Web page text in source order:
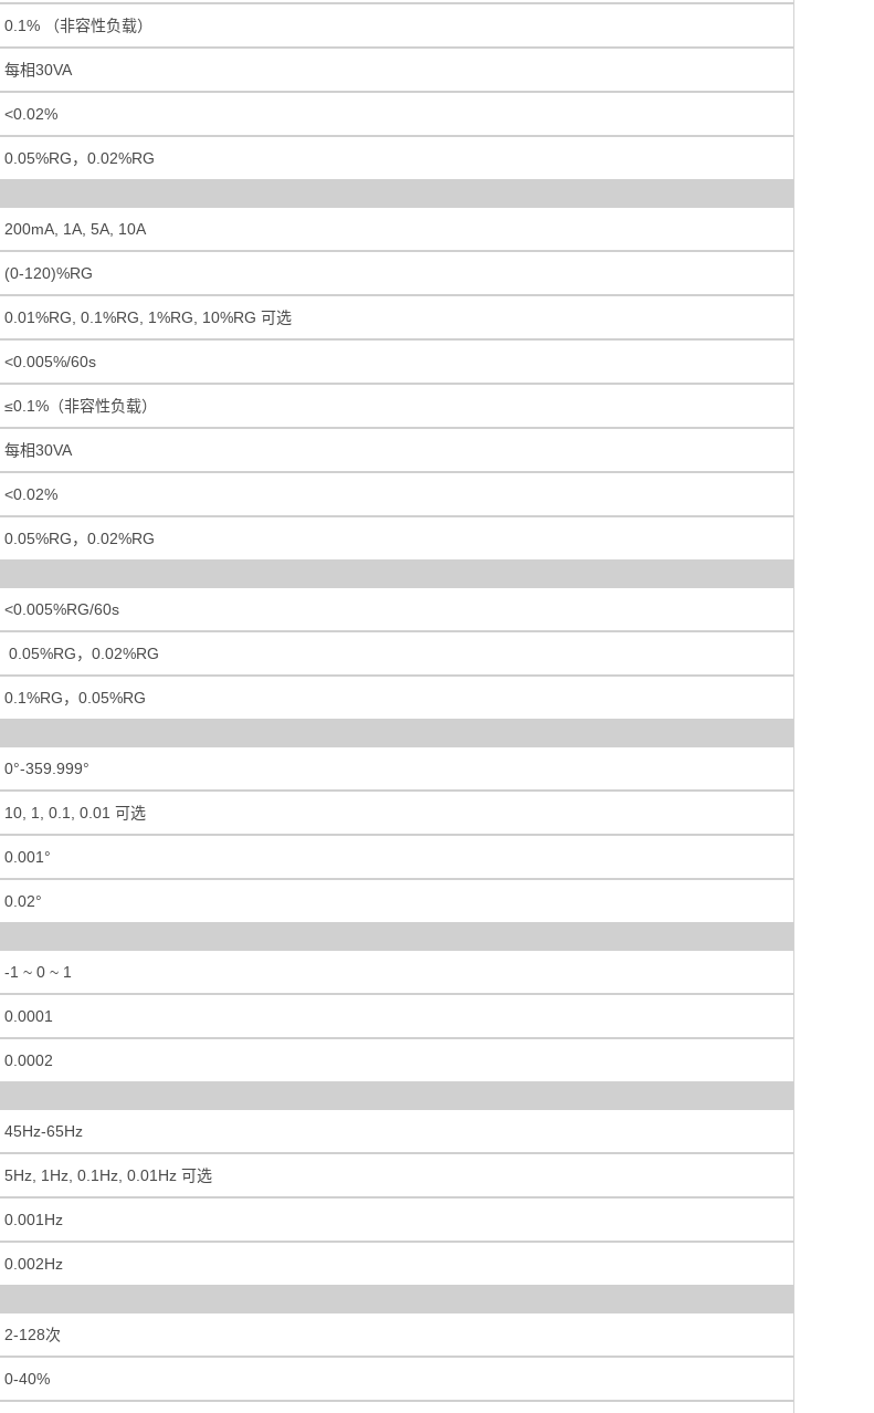
0.1% （非容性负载）
每相30VA
<0.02%
0.05%RG，0.02%RG
200mA, 1A, 5A, 10A
(0-120)%RG
0.01%RG, 0.1%RG, 1%RG, 10%RG 可选
<0.005%/60s
≤0.1%（非容性负载）
每相30VA
<0.02%
0.05%RG，0.02%RG
<0.005%RG/60s
0.05%RG，0.02%RG
0.1%RG，0.05%RG
0°-359.999°
10, 1, 0.1, 0.01 可选
0.001°
0.02°
-1 ~ 0 ~ 1
0.0001
0.0002
45Hz-65Hz
5Hz, 1Hz, 0.1Hz, 0.01Hz 可选
0.001Hz
0.002Hz
2-128次
0-40%